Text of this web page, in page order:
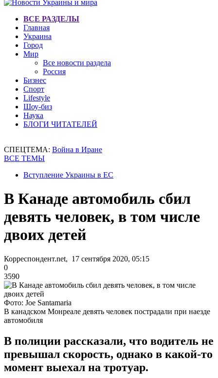
ВСЕ РАЗДЕЛЫ
Главная
Украина
Город
Мир
Все новости раздела
Россия
Бизнес
Спорт
Lifestyle
Шоу-биз
Наука
БЛОГИ ЧИТАТЕЛЕЙ
СПЕЦТЕМА: Война в Иране
ВСЕ ТЕМЫ
Вступление Украины в ЕС
В Канаде автомобиль сбил
девять человек, в том числе
двоих детей
Корреспондент.net, 17 сентября 2020, 05:15
0
3590
Фото: Joe Santamaria
В канадском Монреале девять человек пострадали при наезде
автомобиля
В полиции рассказали, что водитель не
превышал скорость, однако в какой-то
момент выехал на тротуар.